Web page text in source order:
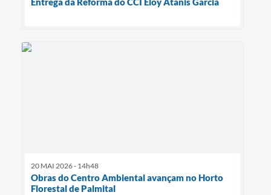
20 MAI 2026 - 14h48
Obras do Centro Ambiental avançam no Horto
Florestal de Palmital